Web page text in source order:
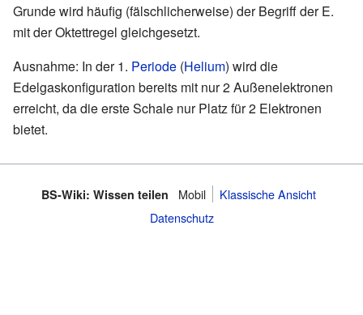
Grunde wird häufig (fälschlicherweise) der Begriff der E.
mit der Oktettregel gleichgesetzt.
Ausnahme: In der 1. Periode (Helium) wird die
Edelgaskonfiguration bereits mit nur 2 Außenelektronen
erreicht, da die erste Schale nur Platz für 2 Elektronen
bietet.
BS-Wiki: Wissen teilen Mobil
Klassische Ansicht
Datenschutz